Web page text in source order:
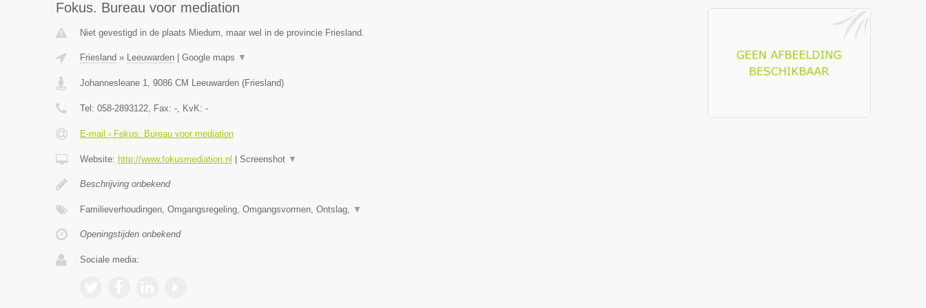
Fokus. Bureau voor mediation
Niet gevestigd in de plaats Miedum, maar wel in de provincie Friesland.
Friesland » Leeuwarden| Google maps ▼
Johannesleane 1, 9086 CM Leeuwarden(Friesland)
Tel: 058-2893122, Fax: -, KvK: -
E-mail › Fokus. Bureau voor mediation
Website: http://www.fokusmediation.nl Screenshot ▼
Beschrijving onbekend
Familieverhoudingen, Omgangsregeling, Omgangsvormen, Ontslag, ▼
Openingstijden onbekend
Sociale media: